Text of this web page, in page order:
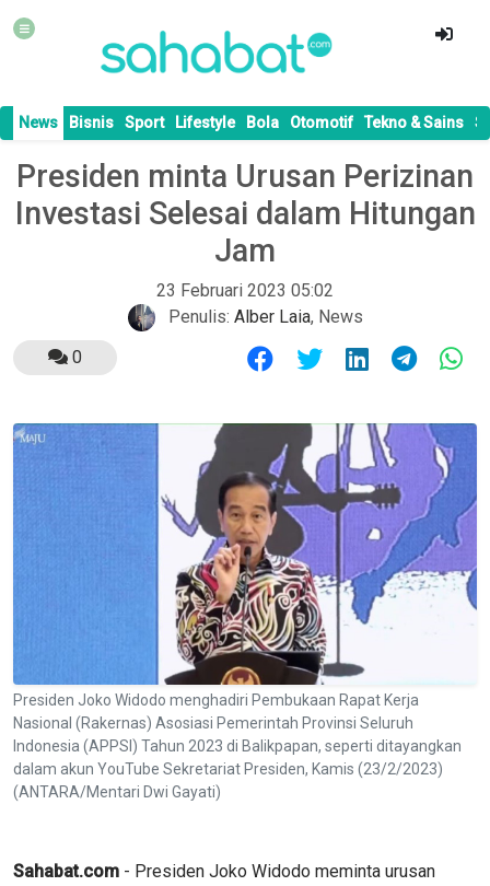
News Bisnis Sport Lifestyle Bola Otomotif Tekno & Sains
Presiden minta Urusan Perizinan
Investasi Selesai dalam Hitungan
Jam
23 Februari 2023 05:02
Penulis: Alber Laia, News
0
Presiden Joko Widodo menghadiri Pembukaan Rapat Kerja
Nasional (Rakernas) Asosiasi Pemerintah Provinsi Seluruh
Indonesia (APPSI) Tahun 2023 di Balikpapan, seperti ditayangkan
dalam akun YouTube Sekretariat Presiden, Kamis (23/2/2023)
(ANTARA/Mentari Dwi Gayati)
Sahabat.com - Presiden Joko Widodo meminta urusan